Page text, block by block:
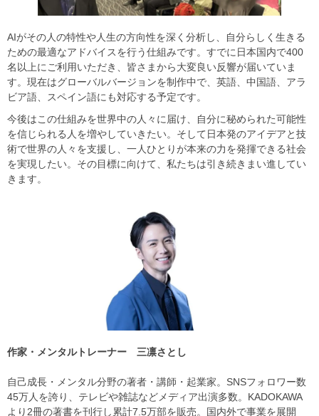
​​AIがその人の特性や人生の方向性を深く分析し、自分らしく生きる
ための最適なアドバイスを行う仕組みです。すでに日本国内で400
名以上にご利用いただき、皆さまから大変良い反響が届いていま
す。現在はグローバルバージョンを制作中で、英語、中国語、アラ
ビア語、スペイン語にも対応する予定です。​
​​今後はこの仕組みを世界中の人々に届け、自分に秘められた可能性
を信じられる人を増やしていきたい。そして日本発のアイデアと技
術で世界の人々を支援し、一人ひとりが本来の力を発揮できる社会
を実現したい。その目標に向けて、私たちは引き続きまい進してい
きます。​
​​作家・メンタルトレーナー 三凛さとし
自己成長・メンタル分野の著者・講師・起業家。SNSフォロワー数
45万人を誇り、テレビや雑誌などメディア出演多数。KADOKAWA
より2冊の著書を刊行し累計7.5万部を販売。国内外で事業を展開